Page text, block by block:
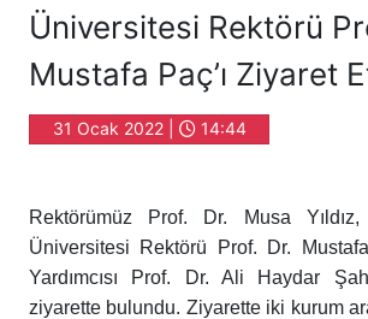
Üniversitesi Rektörü
Mustafa Paç’ı Ziyaret
31 Ocak 2022 | 14:44
Rektörümüz Prof. Dr. Musa
Üniversitesi Rektörü Prof. Dr.
Yardımcısı Prof. Dr. Ali Haydar
ziyarette bulundu. Ziyarette iki kurum